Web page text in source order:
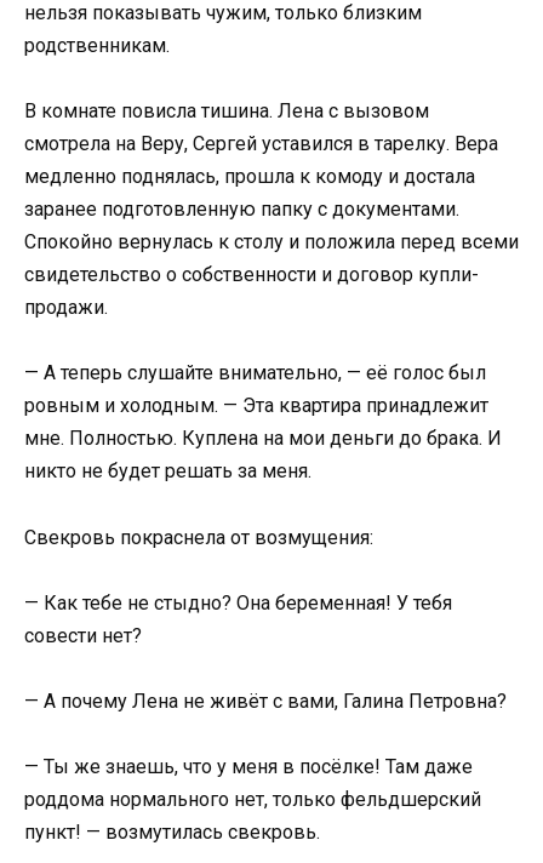
нельзя показывать чужим, только близким
родственникам.
В комнате повисла тишина. Лена с вызовом
смотрела на Веру, Сергей уставился в тарелку. Вера
медленно поднялась, прошла к комоду и достала
заранее подготовленную папку с документами.
Спокойно вернулась к столу и положила перед всеми
свидетельство о собственности и договор купли-
продажи.
— А теперь слушайте внимательно, — её голос был
ровным и холодным. — Эта квартира принадлежит
мне. Полностью. Куплена на мои деньги до брака. И
никто не будет решать за меня.
Свекровь покраснела от возмущения:
— Как тебе не стыдно? Она беременная! У тебя
совести нет?
— А почему Лена не живёт с вами, Галина Петровна?
— Ты же знаешь, что у меня в посёлке! Там даже
роддома нормального нет, только фельдшерский
пункт! — возмутилась свекровь.